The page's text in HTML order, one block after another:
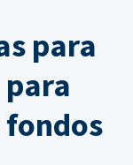
para
fondos